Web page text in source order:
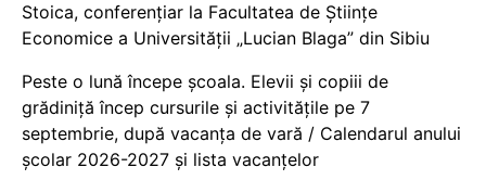
Stoica, conferențiar la Facultatea de Științe
Economice a Universității „Lucian Blaga” din Sibiu
Peste o lună începe școala. Elevii și copiii de
grădiniță încep cursurile și activitățile pe 7
septembrie, după vacanța de vară / Calendarul anului
școlar 2026-2027 și lista vacanțelor